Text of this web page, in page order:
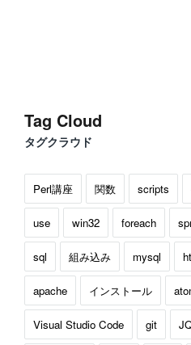
Tag Cloud
タグクラウド
Perl講座 関数 scripts
use win32 foreach
sql 組み込み mysql
apache インストール
Visual Studio Code git